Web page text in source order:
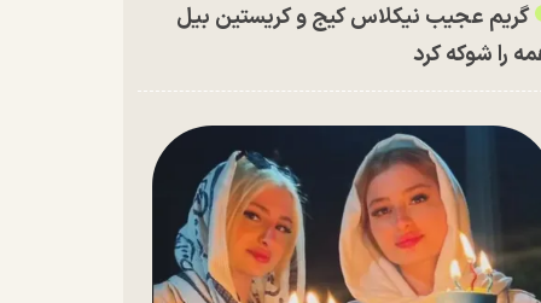
گریم عجیب نیکلاس کیج و کریستین بیل
را شوکه کرد